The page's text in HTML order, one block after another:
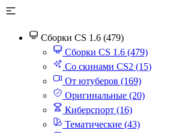
Сборки CS 1.6 (479)
Сборки CS 1.6 (479)
Со скинами CS2 (15)
От ютуберов (169)
Оригинальные (20)
Киберспорт (16)
Тематические (43)